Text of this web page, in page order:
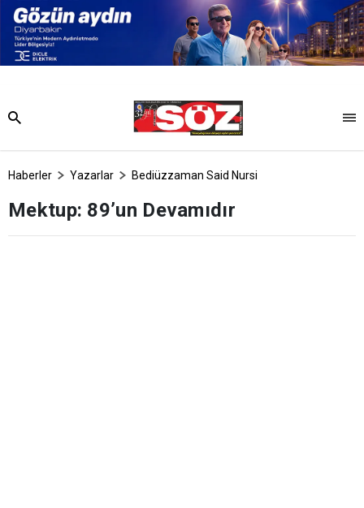
Haberler Yazarlar Bediüzzaman Said Nursi
Mektup: 89’un Devamıdır